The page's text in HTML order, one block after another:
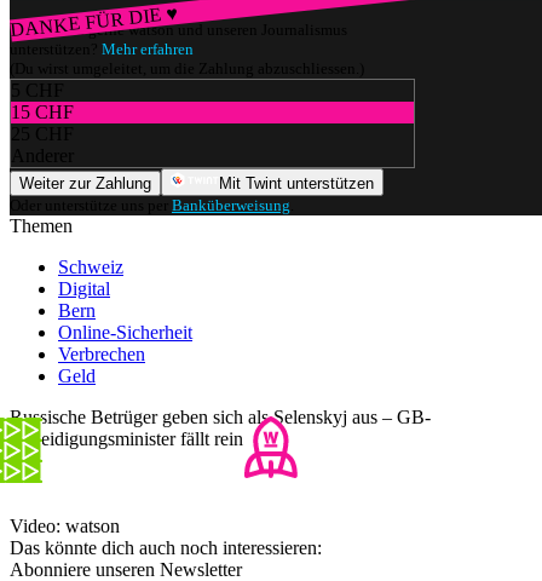
DANKE FÜR DIE ♥
Würdest du gerne watson und unseren Journalismus
unterstützen? Mehr erfahren
(Du wirst umgeleitet, um die Zahlung abzuschliessen.)
5 CHF
15 CHF
25 CHF
Anderer
Weiter zur Zahlung
Mit Twint unterstützen
Oder unterstütze uns per Banküberweisung
Themen
Schweiz
Digital
Bern
Online-Sicherheit
Verbrechen
Geld
Russische Betrüger geben sich als Selenskyj aus – GB-
Verteidigungsminister fällt rein
Video: watson
Das könnte dich auch noch interessieren:
Abonniere unseren Newsletter